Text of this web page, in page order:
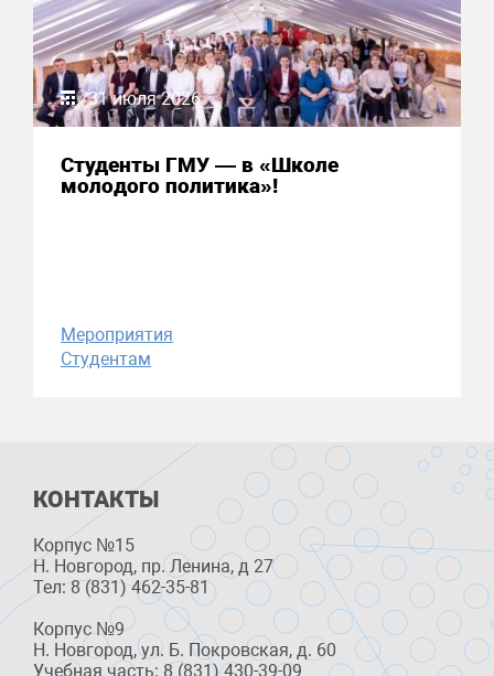
31 июля 2026
Студенты ГМУ — в «Школе
молодого политика»!
Мероприятия
Студентам
КОНТАКТЫ
Корпус №15
Н. Новгород, пр. Ленина, д 27
Тел: 8 (831) 462-35-81
Корпус №9
Н. Новгород, ул. Б. Покровская, д. 60
Учебная часть: 8 (831) 430-39-09